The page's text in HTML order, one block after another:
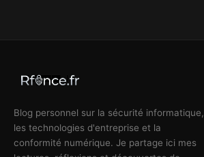
Blog personnel sur la sécurité informatique,
les technologies d'entreprise et la
conformité numérique. Je partage ici mes